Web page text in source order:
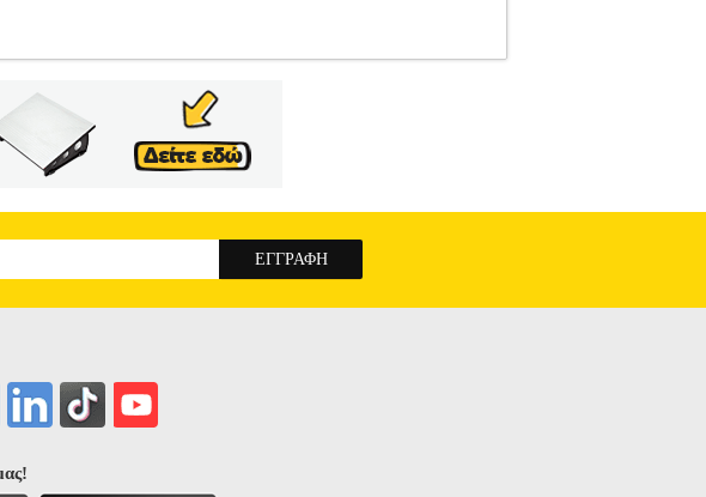
Η ψηφιακή ζυγαριά μπάνιου ESTIA Black 02-8819
παρακολούθηση του βάρους σας. Με κομψή μαύρη γυάλινη
μπάνιο προσφέροντας στυλ και λειτουργικότητα. Διαθέτει
οθόνη εξασφαλίζει εύκολη ανάγνωση των αποτελεσμάτων. Η
εξοικονόμηση ενέργειας. Με λεπτό και compact σχεδιασμό πάχους
ΜΠΑΝΙΟΥ BLACK ΨΗΦΙΑΚΗ ΜΕΓΙΣΤΟY ΒΑΡΟΥΣ